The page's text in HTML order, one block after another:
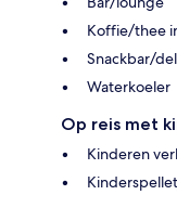
Koffie/thee
Snackbar/
Waterkoeler
Op reis met
Kinderen